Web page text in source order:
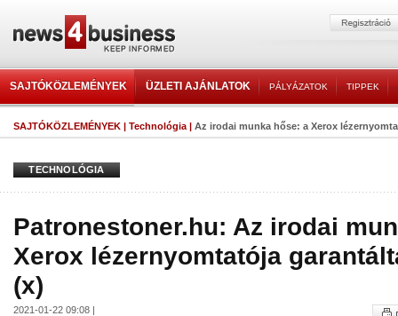
SAJTÓKÖZLEMÉNYEK ÜZLETI AJÁNLATOK PÁLYÁZATOK TIPPEK
SAJTÓKÖZLEMÉNYEK | Technológia | Az irodai munka hőse: a Xerox
TECHNOLÓGIA
Patronestoner.hu: Az irodai
Xerox lézernyomtatója
(x)
2021-01-22 09:08 |